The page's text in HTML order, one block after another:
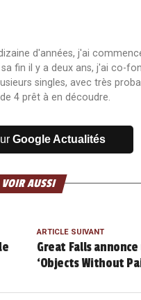
d'années, j'ai
fin il y a deux ans, j'ai co-
singles, avec très
4 prêt à en découdre.
Google Actualités
AUSSI
ARTICLE SUIVANT
Great Falls
‘Objects Without